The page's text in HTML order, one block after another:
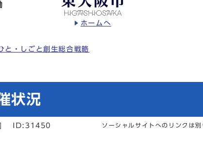
ホームへ
と・しごと創生総合戦略
状況
ID:31450 ソーシャルサイトへのリンクは